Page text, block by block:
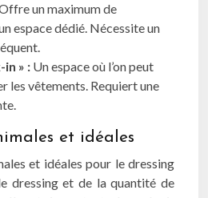
un maximum de
espace dédié. Nécessite un
in » : Un espace où l’on peut
les vêtements. Requiert une
et idéales
et idéales pour le dressing
dressing et de la quantité de